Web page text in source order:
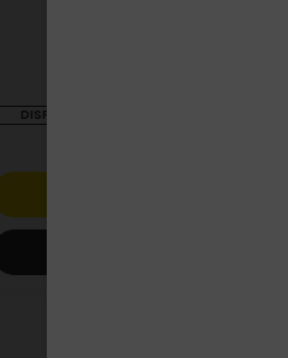
DISPONIBILITÉ SELON MAGASIN